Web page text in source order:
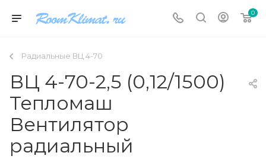
0
Радиальные ВЦ 4-70
ВЦ 4-70-2,5 (0,12/1500)
Тепломаш
Вентилятор
радиальный